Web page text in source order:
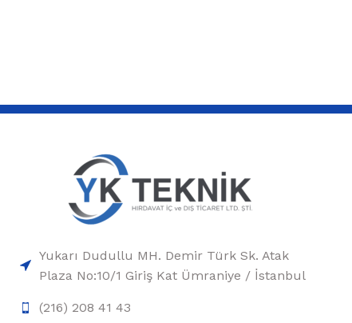
Yukarı Dudullu MH. Demir Türk Sk. Atak
Plaza No:10/1 Giriş Kat Ümraniye / İstanbul
(216) 208 41 43